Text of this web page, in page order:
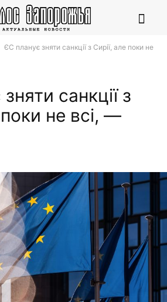
ЄС планує зняти санкції з Сирії, але поки не
санкції з
не всі, —